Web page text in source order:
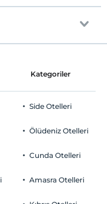
ücretsizdir
ikramıKategoriler
Side Otelleri
Ölüdeniz Otelleri
Cunda Otelleri
Amasra Otelleri